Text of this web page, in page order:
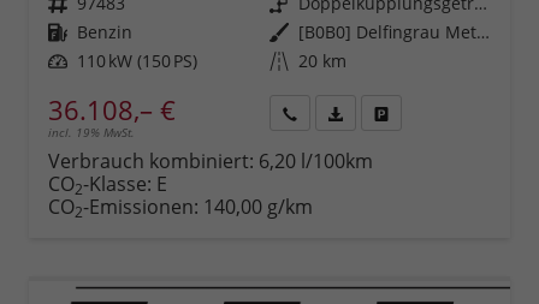
Kraftstoff Benzin Außenfarbe
[B0B0] Delfingrau Metallic
Leistung 110 kW (150 PS) Kilometerstand 20 km
36.108,– €
incl. 19% MwSt.
anfordern
Datei,
Verbrauch kombiniert: 6,20 l/100km
CO2-Klasse: E
CO2-Emissionen: 140,00 g/km